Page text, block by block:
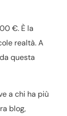
€. È la
realtà. A
questa
a chi ha più
blog,